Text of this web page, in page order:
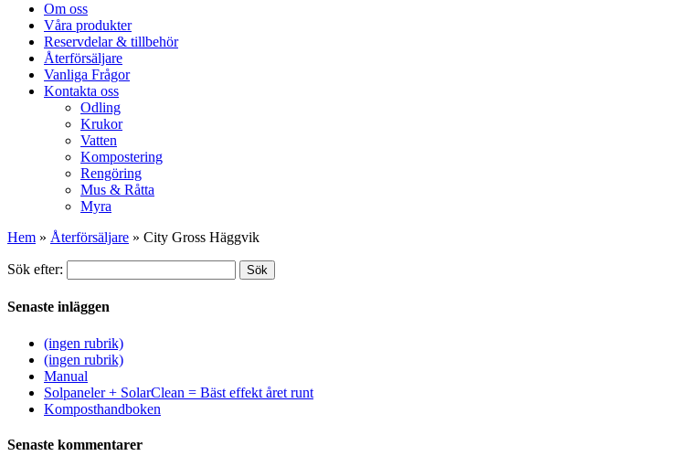
Om oss
Våra produkter
Reservdelar & tillbehör
Återförsäljare
Vanliga Frågor
Kontakta oss
Odling
Krukor
Vatten
Kompostering
Rengöring
Mus & Råtta
Myra
Hem » Återförsäljare » City Gross Häggvik
Sök efter: Sök
Senaste inläggen
(ingen rubrik)
(ingen rubrik)
Manual
Solpaneler + SolarClean = Bäst effekt året runt
Komposthandboken
Senaste kommentarer